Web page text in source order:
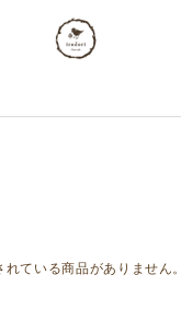
れている商品がありません。